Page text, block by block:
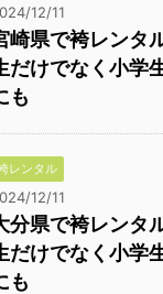
12/11
崎県で袴レンタ
だけでなく小学
も
レンタル
12/11
分県で袴レンタ
だけでなく小学
も